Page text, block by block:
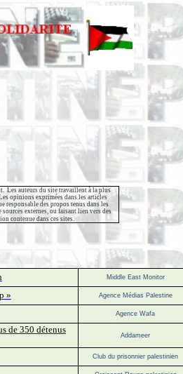
Les auteurs du site travaillent à la plus
opinions exprimées dans les articles
responsable des propos tenus dans les
externes, ou faisant lien vers des
contenue dans ces sites.
Middle East Monitor
» Agence Médias Palestine
Agence Wafa
de 350 détenus
Addameer
Club du prisonnier palestinien